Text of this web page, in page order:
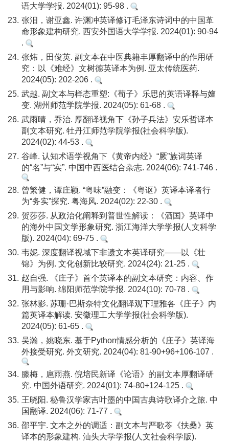
语大学学报. 2024(01): 95-98 .
23. 张汨，谢亚鑫. 许渊冲英译修订毛泽东诗词中的中国革
命形象建构研究. 西安外国语大学学报. 2024(01): 90-94
.
24. 张炜，田俊英. 副文本在中医典籍丰厚翻译中的作用研
究：以《难经》文树德英译本为例. 亚太传统医药.
2024(05): 202-206 .
25. 武越. 副文本与样态重塑:《荀子》乐思的英语译释与嬗
变. 湖州师范学院学报. 2024(05): 61-68 .
26. 武雨晴，乔治. 厚翻译视角下《孙子兵法》安乐哲译本
副文本研究. 牡丹江师范学院学报(社会科学版).
2024(02): 44-53 .
27. 谷峰. 认知术语学视角下《黄帝内经》“厥”族词英译
的“名”与“实”. 中国中西医结合杂志. 2024(06): 741-746 .
28. 曾繁健，谭庄颖. “粤味”融变：《粤讴》英译本译者行
为“务实”探究. 粤海风. 2024(02): 22-30 .
29. 贺莎莎. 从政治化阐释到普世性解读：《酒国》英译中
的海外中国文学形象研究. 浙江海洋大学学报(人文科学
版). 2024(04): 69-75 .
30. 韦妮. 深度翻译视域下非遗文本英译研究——以《壮
锦》为例. 文化创新比较研究. 2024(24): 21-25 .
31. 赵自强. 《庄子》首个英译本的副文本研究：内容、作
用与影响. 绵阳师范学院学报. 2024(10): 70-78 .
32. 张林影. 苏珊·巴斯奈特文化翻译观下理雅各《庄子》内
篇英译本解读. 安徽理工大学学报(社会科学版).
2024(05): 61-65 .
33. 吴瀚，姚晓东. 基于Python情感分析的《庄子》英译海
外接受研究. 外文研究. 2024(04): 81-90+96+106-107 .
34. 滕梅，扈雨燕. 倪培民新译《论语》的副文本厚翻译研
究. 中国外语研究. 2024(01): 74-80+124-125 .
35. 王晓阳. 秘鲁汉学家吉叶墨的中国古典诗歌译介之旅. 中
国翻译. 2024(06): 71-77 .
36. 邵平宇. 文本之外的调适：副文本与严歌苓《扶桑》英
译本的形象建构. 汕头大学学报(人文社会科学版).